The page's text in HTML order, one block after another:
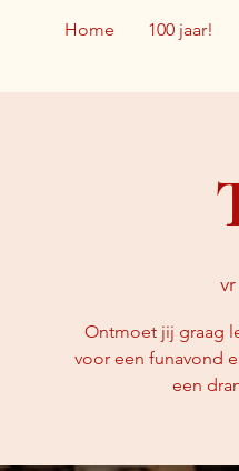
Home 100 jaar!
Ontmoet jij graag
voor een funavond
een